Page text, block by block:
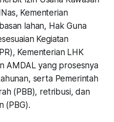
Kementerian
lahan, Hak Guna
Kegiatan
Kementerian LHK
AMDAL yang prosesnya
serta Pemerintah
(PBB), retribusi, dan
(PBG).